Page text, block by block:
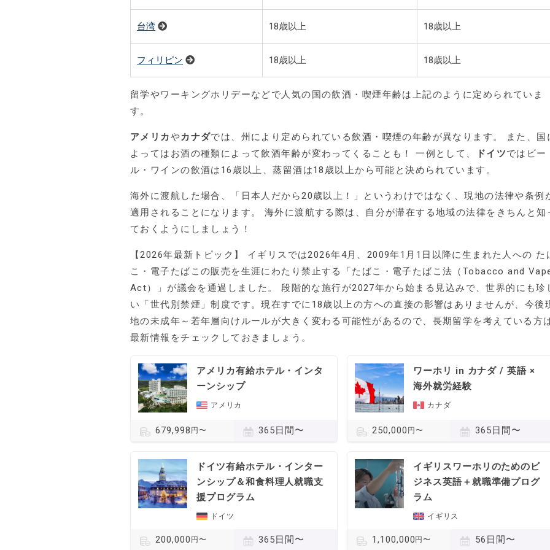
台湾 18歳以上 18歳以上
フィリピン 18歳以上 18歳以上
留学やワーキングホリデーなどで人気の国の飲酒・喫煙年齢は上記のように定められていま
す。
アメリカやカナダでは、州により定められている飲酒・喫煙の年齢が異なります。 また、国
よってはお酒の種類によって飲酒年齢が変わってくることも！ 一例として、
ドイツではビー
ル・ワインの飲酒は16歳以上、蒸留酒は18歳以上から可能と決められています。
海外に渡航した場合、「日本人だから20歳以上！」というわけではなく、現地の法律や条例
適用されることになります。 海外に渡航する際は、自分が滞在する地域の法律をきちんと知
ておくようにしましょう！
【2026年最新トピック】 イギリスでは2026年4月、2009年1月1日以降に生まれた人への た
こ・電子たばこの販売を生涯にわたり禁止する「たばこ・電子たばこ法（Tobacco and
Act）」が議会を通過しました。 段階的な施行が2027年から始まる見込みで、世界的にも珍
い「世代別禁煙」制度です。現在すでに18歳以上の方への直接の影響はありませんが、今後
地の未成年～若年層向けルールが大きく変わる可能性があるので、長期留学を考えている方
最新情報をチェックしておきましょう。
アメリカ有給ホテル・インタ
ーンシップ
アメリカ
679,998 円〜 365日間〜
ワーホリ in カナダ / 英語 ×
海外就労経験
カナダ
250,000 円〜 365日間〜
ドイツ有給ホテル・インター
ンシップ＆和食料理人就職支
援プログラム
ドイツ
200,000 円〜 365日間〜
イギリスワーホリのためのビ
ジネス英語＋就職準備プログ
ラム
イギリス
1,100,000円〜 56日間〜